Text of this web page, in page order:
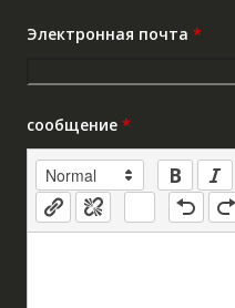
Электронная почта *
сообщение *